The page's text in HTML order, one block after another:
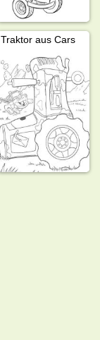
Traktor aus Cars